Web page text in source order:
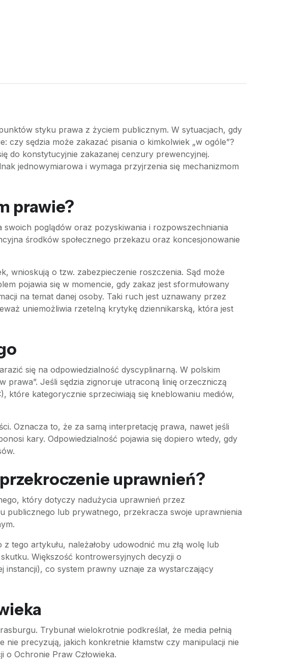
styku prawa z życiem publicznym. W sytuacjach, gdy
czy sędzia może zakazać pisania o kimkolwiek „w ogóle”?
do konstytucyjnie zakazanej cenzury prewencyjnej.
jednowymiarowa i wymaga przyjrzenia się mechanizmom
prawie?
swoich poglądów oraz pozyskiwania i rozpowszechniania
środków społecznego przekazu oraz koncesjonowanie
wnioskują o tzw. zabezpieczenie roszczenia. Sąd może
pojawia się w momencie, gdy zakaz jest sformułowany
na temat danej osoby. Taki ruch jest uznawany przez
uniemożliwia rzetelną krytykę dziennikarską, która jest
się na odpowiedzialność dyscyplinarną. W polskim
prawa”. Jeśli sędzia zignoruje utraconą linię orzeczniczą
które kategorycznie sprzeciwiają się kneblowaniu mediów,
Oznacza to, że za samą interpretację prawa, nawet jeśli
kary. Odpowiedzialność pojawia się dopiero wtedy, gdy
uprawnień?
który dotyczy nadużycia uprawnień przez
publicznego lub prywatnego, przekracza swoje uprawnienia
tego artykułu, należałoby udowodnić mu złą wolę lub
Większość kontrowersyjnych decyzji o
co system prawny uznaje za wystarczający
Trybunał wielokrotnie podkreślał, że media pełnią
precyzują, jakich konkretnie kłamstw czy manipulacji nie
o Ochronie Praw Człowieka.